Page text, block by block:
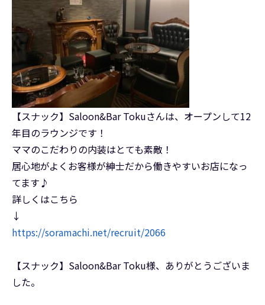
【スナック】Saloon&Bar Tokuさんは、オープンして12
年目のラウンジです！
ママのこだわりの内装はとても素敵！
居心地がよくお客様が紳士だから働きやすいお店になっ
てます♪
詳しくはこちら
↓
https://soramachi.net/recruit/2066
【スナック】Saloon&Bar Toku様、ありがとうございま
した。